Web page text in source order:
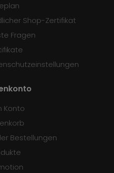
Shop-Zertifikat
Fragen
Konto
Bestellungen